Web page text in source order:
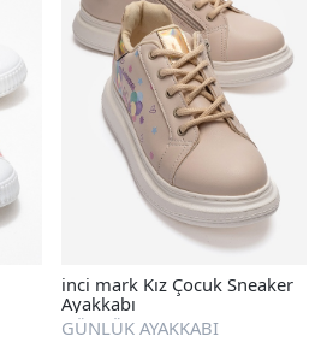
inci mark Kız Çocuk Sneaker
Ayakkabı
GÜNLÜK AYAKKABI